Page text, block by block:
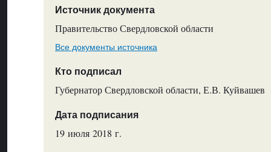
Источник документа
Правительство Свердловской области
Все документы источника
Кто подписал
Губернатор Свердловской области, Е.В. Куйвашев
Дата подписания
19 июля 2018 г.